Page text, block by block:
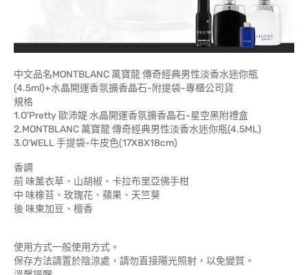
中文品名MONTBLANC 萬寶龍 傳奇經典男性淡香水迷你瓶
(4.5ml)+水晶開運香氛擴香晶石-附提袋-專櫃公司貨
規格
1.O'Pretty 歐沛媞 水晶開運香氛擴香晶石-星空黑附禮盒
2.MONTBLANC 萬寶龍 傳奇經典男性淡香水迷你瓶(4.5ML)
3.O'WELL 手提袋-牛皮色(17X8X18cm)
香調
前 味薰衣草、山胡椒、卡拉布里亞佛手柑
中 味橡苔、玫瑰花、蘋果、天竺葵
後 味東加豆、檀香
使用方式一般使用方式。
保存方法請置於陰涼處，請勿直接陽光照射，以免變質。